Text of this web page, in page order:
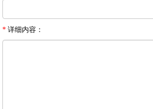
* 详细内容：